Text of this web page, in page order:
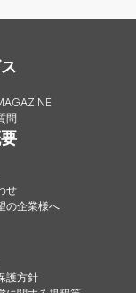
問
せ
の企業様へ
護方針